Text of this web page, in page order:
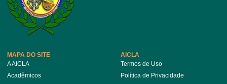
MAPA DO SITE
A AICLA
Acadêmicos
AICLA
Termos de Uso
Política de Privacidade